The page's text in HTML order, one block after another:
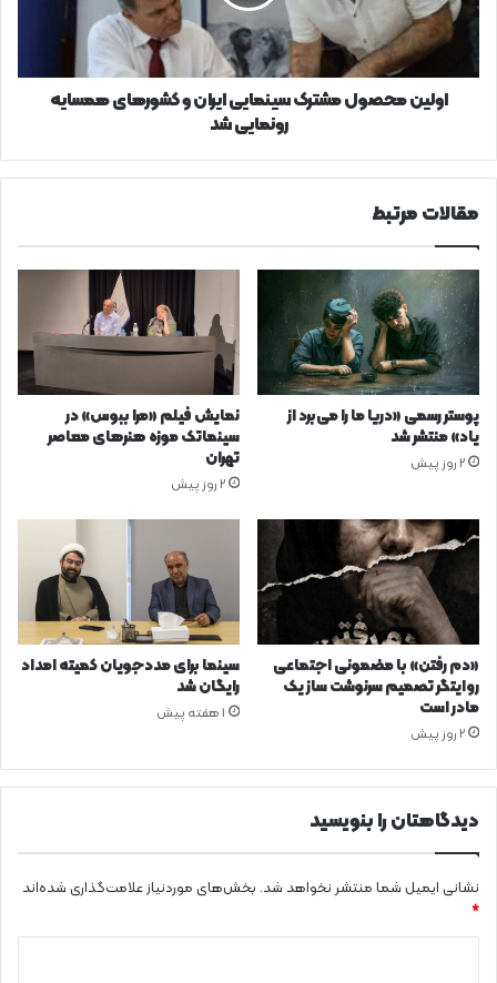
و
کشورهای
همسایه
رونمایی
اولین محصول مشترک سینمایی ایران و کشورهای همسایه
رونمایی شد
مقالات مرتبط
پوستر رسمی «دریا ما را می‌برد از
یاد» منتشر شد
2 روز پیش
نمایش فیلم «مرا ببوس» در
سینماتک موزه هنرهای معاصر
تهران
2 روز پیش
«دم رفتن» با مضمونی اجتماعی
روایتگر تصمیم سرنوشت ساز یک
مادر است
2 روز پیش
سینما برای مددجویان کمیته امداد
رایگان شد
1 هفته پیش
دیدگاهتان را بنویسید
نشانی ایمیل شما منتشر نخواهد شد. بخش‌های موردنیاز علامت‌گذاری شده‌اند
*